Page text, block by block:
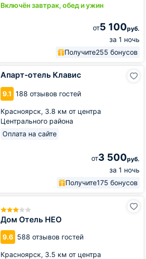
Включён завтрак, обед и ужин
от5 100руб.
за 1 ночь
Получите255 бонусов
Апарт-отель Клавис
9.1 188 отзывов гостей
Красноярск, 3.8 км от центра
Центрального района
Оплата на сайте
от3 500руб.
за 1 ночь
Получите175 бонусов
Дом Отель НЕО
9.6 588 отзывов гостей
Красноярск, 3.5 км от центра